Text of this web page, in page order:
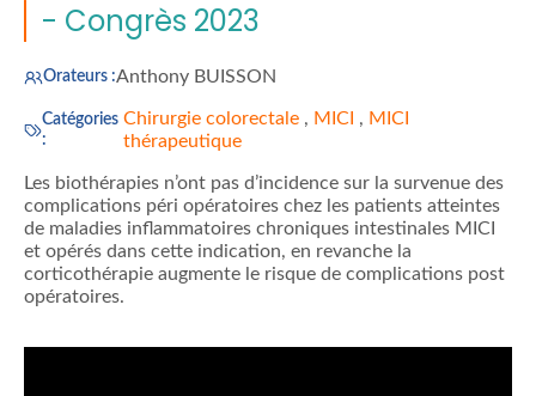
- Congrès 2023
Orateurs :Anthony BUISSON
Catégories
:
Chirurgie colorectale , MICI , MICI
thérapeutique
Les biothérapies n’ont pas d’incidence sur la survenue des
complications péri opératoires chez les patients atteintes
de maladies inflammatoires chroniques intestinales MICI
et opérés dans cette indication, en revanche la
corticothérapie augmente le risque de complications post
opératoires.